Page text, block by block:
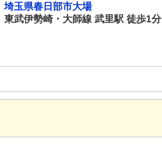
埼玉県春日部市大場
東武伊勢崎・大師線 武里駅 徒歩1分